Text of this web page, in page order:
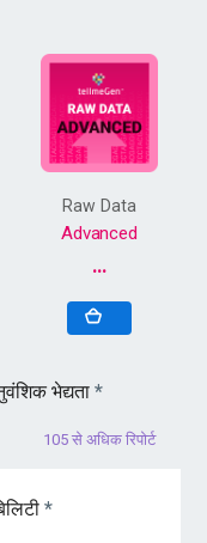
Raw Data
Advanced
···
भेद्यता *
105 से अधिक रिपोर्ट
*